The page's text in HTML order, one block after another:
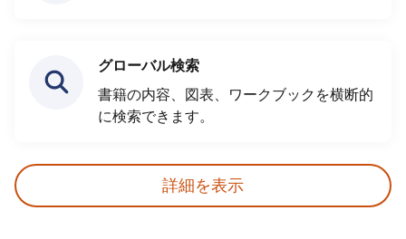
グローバル検索
書籍の内容、図表、ワークブックを横断的
に検索できます。
詳細を表示